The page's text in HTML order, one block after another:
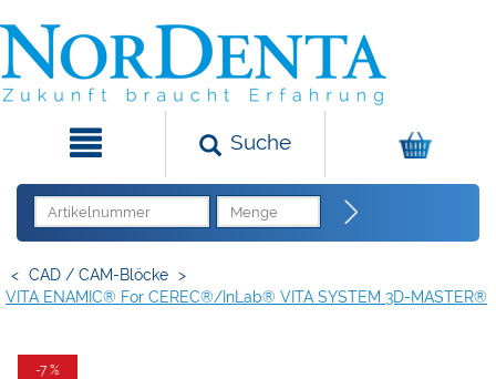
Suche
< CAD / CAM-Blöcke >
VITA ENAMIC® For CEREC®/inLab® VITA SYSTEM 3D-MASTER®
-7 %